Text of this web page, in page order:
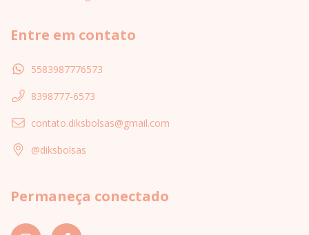
Entre em contato
5583987776573
8398777-6573
contato.diksbolsas@gmail.com
@diksbolsas
Permaneça conectado